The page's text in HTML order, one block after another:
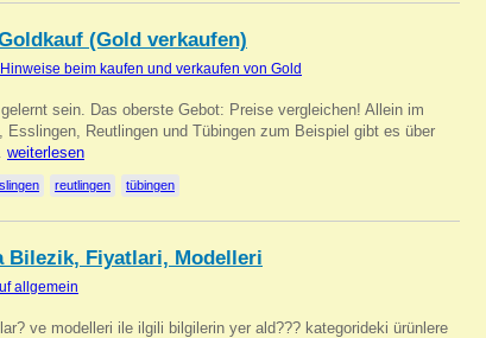
(Gold verkaufen)
beim kaufen und verkaufen von Gold
sein. Das oberste Gebot: Preise vergleichen! Allein im
Esslingen, Reutlingen und Tübingen zum Beispiel gibt es über
weiterlesen
reutlingen tübingen
Bilezik, Fiyatlari, Modelleri
allgemein
ve modelleri ile ilgili bilgilerin yer ald??? kategorideki ürünlere